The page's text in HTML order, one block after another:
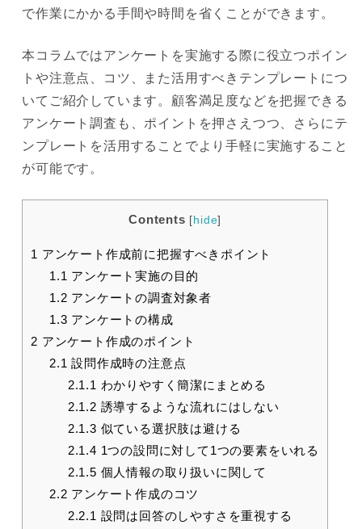
で作業にかかる手間や時間を省くことができます。
本コラムではアンケートを実施する際に役立つポイン
トや注意点、コツ、また活用すべきテンプレートにつ
いてご紹介しています。顧客満足度などを把握できる
アンケート調査も、ポイントを押さえつつ、さらにテ
ンプレートを活用することでより手軽に実施すること
が可能です。
Contents [ hide]
1 アンケート作成前に把握すべきポイント
1.1 アンケート実施の目的
1.2 アンケートの調査対象者
1.3 アンケートの構成
2 アンケート作成のポイント
2.1 設問作成時の注意点
2.1.1 わかりやすく簡潔にまとめる
2.1.2 誘導するような流れにはしない
2.1.3 似ている選択肢は避ける
2.1.4 1つの設問に対して1つの要素をいれる
2.1.5 個人情報の取り扱いに関して
2.2 アンケート作成のコツ
2.2.1 設問は回答のしやすさを重視する